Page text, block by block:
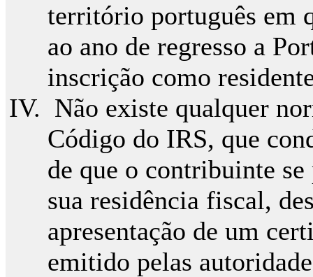
território português em
ao ano de regresso a
inscrição como
Não existe qualquer
Código do IRS, que
de que o contribuinte
sua residência fiscal,
apresentação de um
emitido pelas